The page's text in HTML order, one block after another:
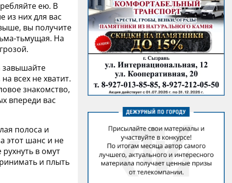
ею. В
из них для вас
вы получите
тьмущая. На
завышайте
всех не хватит.
знакомство,
впереди вас
полоса и
этот шанс и не
в омут
и плыть